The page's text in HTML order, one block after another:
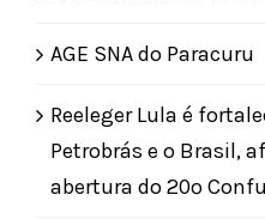
AGE SNA do Paracuru
Reeleger Lula é
Petrobrás e o Brasil,
abertura do 20º